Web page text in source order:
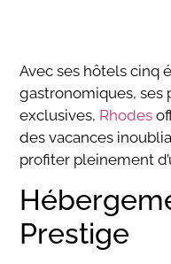
Avec ses hôtels cinq
gastronomiques, ses
exclusives, Rhodes
des vacances
profiter pleinement
Prestige